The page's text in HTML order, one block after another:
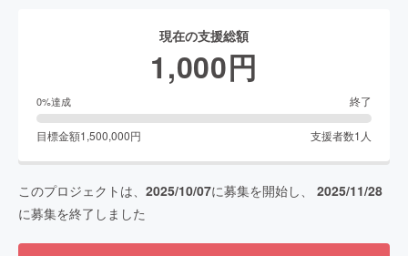
現在の支援総額
1,000円
0%達成 終了
目標金額1,500,000円 支援者数1 人
このプロジェクトは、 2025/10/07に募集を開始し、 2025/11/28
に募集を終了しました